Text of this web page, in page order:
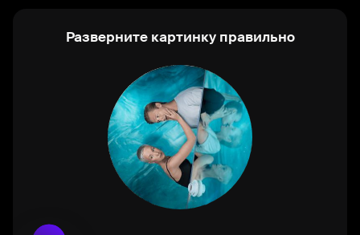
Разверните картинку правильно